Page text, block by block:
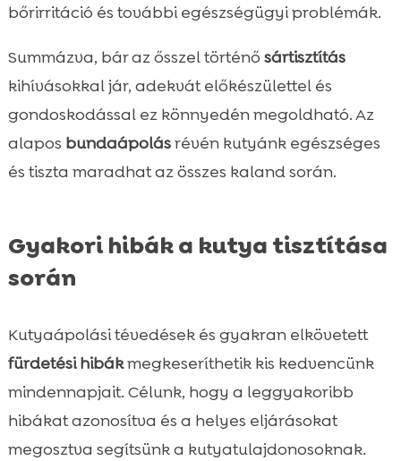
bőrirritáció és további egészségügyi problémák.
Summázva, bár az ősszel történő sártisztítás
kihívásokkal jár, adekvát előkészülettel és
gondoskodással ez könnyedén megoldható. Az
alapos bundaápolásrévén kutyánk egészséges
és tiszta maradhat az összes kaland során.
Gyakori hibák a kutya tisztítása
során
Kutyaápolási tévedések és gyakran elkövetett
fürdetési hibákmegkeseríthetik kis kedvencünk
mindennapjait. Célunk, hogy a leggyakoribb
hibákat azonosítva és a helyes eljárásokat
megosztva segítsünk a kutyatulajdonosoknak.